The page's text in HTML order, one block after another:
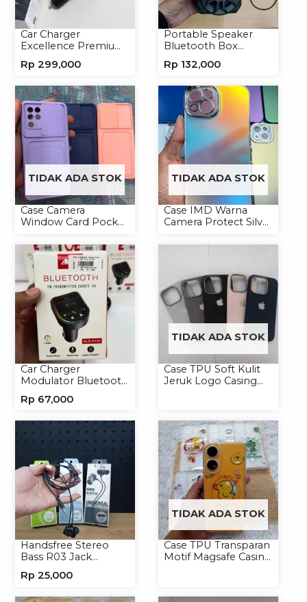
Car Charger
Excellence Premium
Handphone
Rp 299,000
Portable Speaker
Bluetooth Box
Portable Wireless
Rp 132,000
TIDAK ADA STOK
Case Camera
Window Card Pocket
Softcase
TIDAK ADA STOK
Case IMD Warna
Camera Protect Silver
Hardcase Hologram
Car Charger
Modulator Bluetooth
Handphone
Rp 67,000
TIDAK ADA STOK
Case TPU Soft Kulit
Jeruk Logo Casing
Handsfree Stereo
Bass R03 Jack
Headset Earphone
Rp 25,000
TIDAK ADA STOK
Case TPU Transparan
Motif Magsafe Casing